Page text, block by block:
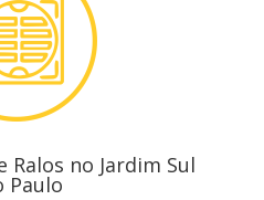
Ralos no Jardim Sul
Paulo